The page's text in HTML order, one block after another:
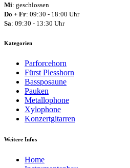
Mi: geschlossen
Do + Fr: 09:30 - 18:00 Uhr
Sa: 09:30 - 13:30 Uhr
Kategorien
Parforcehorn
Fürst Plesshorn
Bassposaune
Pauken
Metallophone
Xylophone
Konzertgitarren
Weitere Infos
Home